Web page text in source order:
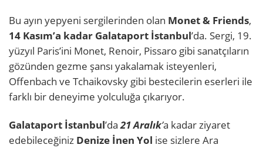
Bu ayın yepyeni sergilerinden olan Monet & Friends,
14 Kasım’a kadar Galataport İstanbul’da. Sergi, 19.
yüzyıl Paris’ini Monet, Renoir, Pissaro gibi sanatçıların
gözünden gezme şansı yakalamak isteyenleri,
Offenbach ve Tchaikovsky gibi bestecilerin eserleri ile
farklı bir deneyime yolculuğa çıkarıyor.
Galataport İstanbul’da21 Aralık’a kadar ziyaret
edebileceğiniz Denize İnen Yol ise sizlere Ara